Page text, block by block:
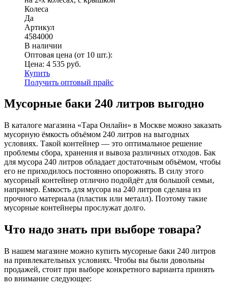
Колеса
Да
Артикул
4584000
В наличии
Оптовая цена (от 10 шт.):
Цена: 4 535 руб.
Купить
Получить оптовый прайс
Мусорные баки 240 литров выгодно
В каталоге магазина «Тара Онлайн» в Москве можно заказать
мусорную ёмкость объёмом 240 литров на выгодных
условиях. Такой контейнер — это оптимальное решение
проблемы сбора, хранения и вывоза различных отходов. Бак
для мусора 240 литров обладает достаточным объёмом, чтобы
его не приходилось постоянно опорожнять. В силу этого
мусорный контейнер отлично подойдёт для большой семьи,
например. Ёмкость для мусора на 240 литров сделана из
прочного материала (пластик или металл). Поэтому такие
мусорные контейнеры прослужат долго.
Что надо знать при выборе товара?
В нашем магазине можно купить мусорные баки 240 литров
на привлекательных условиях. Чтобы вы были довольны
продажей, стоит при выборе конкретного варианта принять
во внимание следующее: